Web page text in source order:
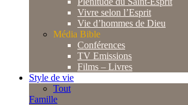
Vivre selon l’Esprit
Vie d’hommes de Dieu
Média Bible
Conférences
TV Emissions
Films – Livres
Style de vie
Tout
Famille